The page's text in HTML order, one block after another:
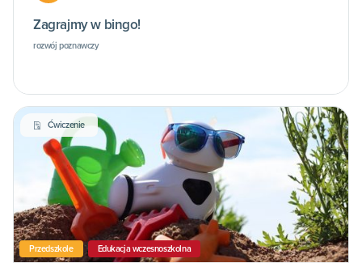
Zagrajmy w bingo!
rozwój poznawczy
Ćwiczenie
Przedszkole Edukacja wczesnoszkolna